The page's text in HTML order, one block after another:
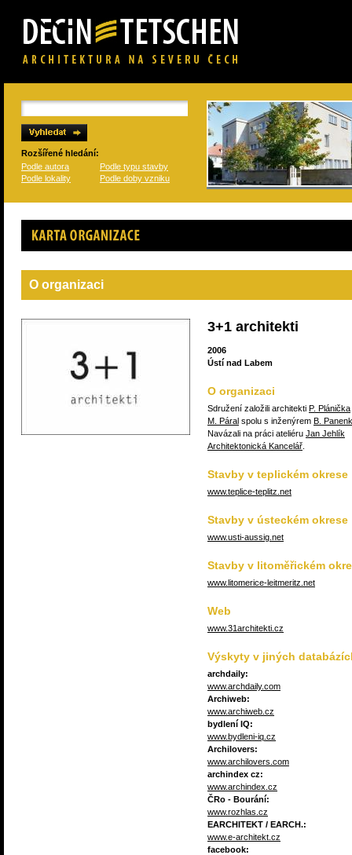
Rozšířené hledání:
Podle autora
Podle typu stavby
Podle lokality
Podle doby vzniku
Karta organizace
O organizaci
3+1 architekti
2006
Ústí nad Labem
O organizaci
Sdružení založili architekti P. Plánička
M. Páral spolu s inženýrem B.
Navázali na práci ateliéru Jan Jehlík
Architektonická Kancelář
Stavby v teplickém okrese
www.teplice-teplitz.net
Stavby v ústeckém okrese
www.usti-aussig.net
Stavby v litoměřickém
www.litomerice-leitmeritz.net
Web
www.31architekti.cz
Výskyty v jiných
archdaily:
www.archdaily.com
Archiweb:
www.archiweb.cz
bydlení IQ:
www.bydleni-iq.cz
Archilovers:
www.archilovers.com
archindex cz:
www.archindex.cz
ČRo - Bourání:
www.rozhlas.cz
EARCHITEKT / EARCH.:
www.e-architekt.cz
facebook: